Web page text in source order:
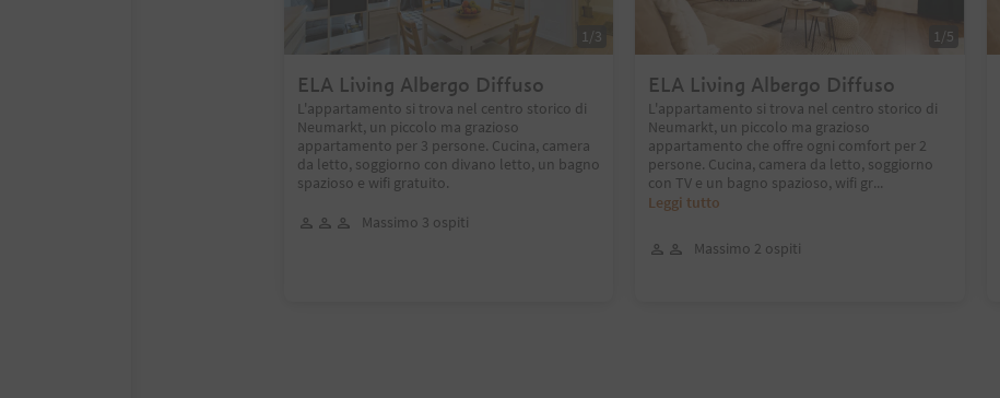
ELA Living Albergo Diffuso
L'appartamento si trova nel centro storico di
Neumarkt, un piccolo ma grazioso
appartamento per 3 persone. Cucina, camera
da letto, soggiorno con divano letto, un bagno
spazioso e wifi gratuito.
Massimo 3 ospiti
1/3
ELA Living Albergo Diffuso
L'appartamento si trova nel centro storico di
Neumarkt, un piccolo ma grazioso
appartamento che offre ogni comfort per 2
persone. Cucina, camera da letto, soggiorno
con TV e un bagno spazioso, wifi gr...
Leggi tutto
Massimo 2 ospiti
1/5